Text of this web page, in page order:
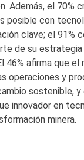
Además, el 70%
posible con
clave; el 91%
de su estrategia
46% afirma que el
operaciones y
sostenible, y
innovador en
minera.